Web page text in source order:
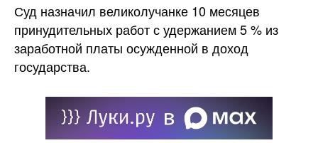
Суд назначил великолучанке 10 месяцев
принудительных работ с удержанием 5 % из
заработной платы осужденной в доход
государства.